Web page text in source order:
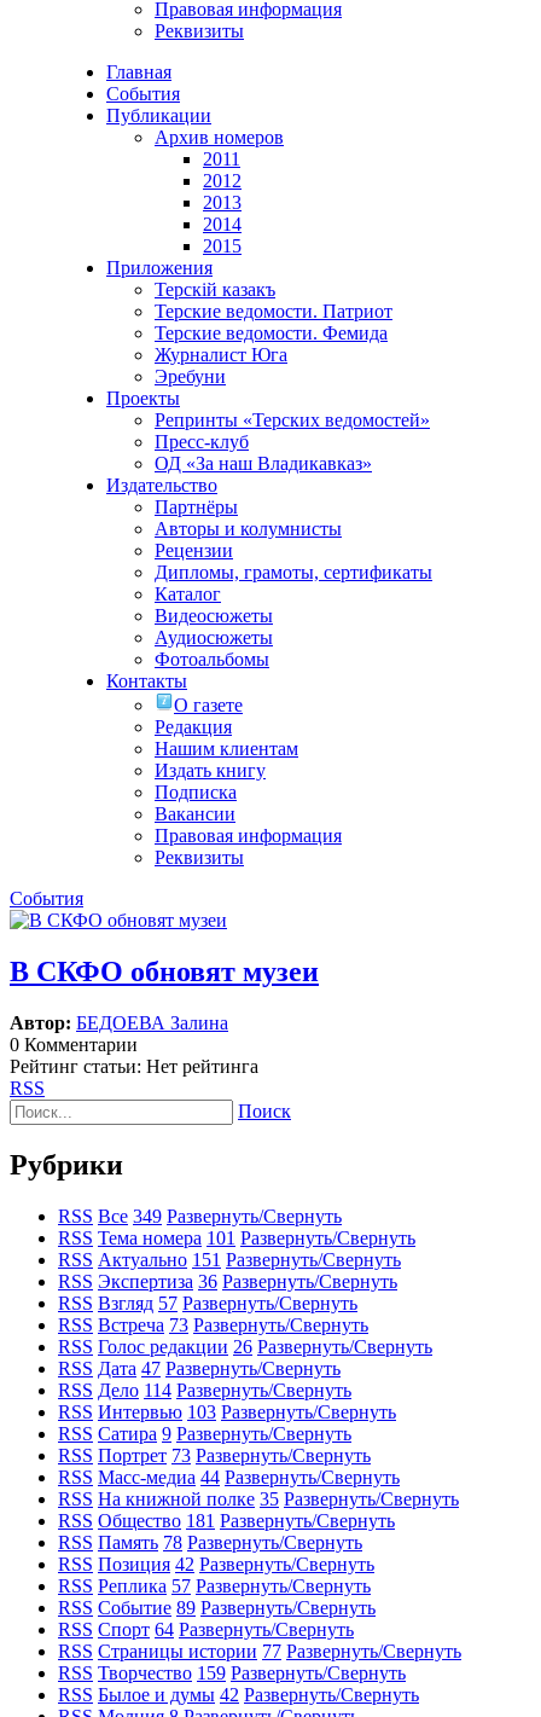
Правовая информация
Реквизиты
Главная
События
Публикации
Архив номеров
2011
2012
2013
2014
2015
Приложения
Терскiй казакъ
Терские ведомости. Патриот
Терские ведомости. Фемида
Журналист Юга
Эребуни
Проекты
Репринты «Терских ведомостей»
Пресс-клуб
ОД «За наш Владикавказ»
Издательство
Партнёры
Авторы и колумнисты
Рецензии
Дипломы, грамоты, сертификаты
Каталог
Видеосюжеты
Аудиосюжеты
Фотоальбомы
Контакты
О газете
Редакция
Нашим клиентам
Издать книгу
Подписка
Вакансии
Правовая информация
Реквизиты
События
В СКФО обновят музеи
Автор: БЕДОЕВА Залина
0 Комментарии
Рейтинг статьи: Нет рейтинга
RSS
Поиск
Рубрики
RSS Все 349 Развернуть/Свернуть
RSS Тема номера 101 Развернуть/Свернуть
RSS Актуально 151 Развернуть/Свернуть
RSS Экспертиза 36 Развернуть/Свернуть
RSS Взгляд 57 Развернуть/Свернуть
RSS Встреча 73 Развернуть/Свернуть
RSS Голос редакции 26 Развернуть/Свернуть
RSS Дата 47 Развернуть/Свернуть
RSS Дело 114 Развернуть/Свернуть
RSS Интервью 103 Развернуть/Свернуть
RSS Сатира 9 Развернуть/Свернуть
RSS Портрет 73 Развернуть/Свернуть
RSS Масс-медиа 44 Развернуть/Свернуть
RSS На книжной полке 35 Развернуть/Свернуть
RSS Общество 181 Развернуть/Свернуть
RSS Память 78 Развернуть/Свернуть
RSS Позиция 42 Развернуть/Свернуть
RSS Реплика 57 Развернуть/Свернуть
RSS Событие 89 Развернуть/Свернуть
RSS Спорт 64 Развернуть/Свернуть
RSS Страницы истории 77 Развернуть/Свернуть
RSS Творчество 159 Развернуть/Свернуть
RSS Былое и думы 42 Развернуть/Свернуть